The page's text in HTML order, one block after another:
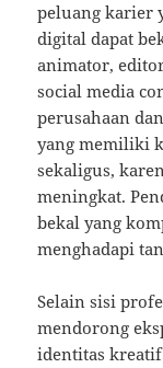
peluang karier
digital dapat
animator,
social media
perusahaan
yang memiliki
sekaligus,
meningkat.
bekal yang
menghadapi
Selain sisi
mendorong
identitas